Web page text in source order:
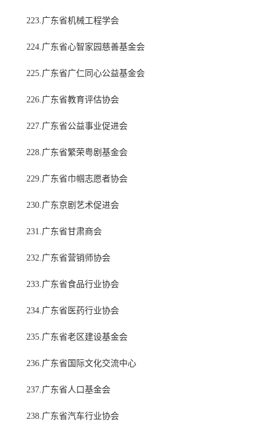
223.广东省机械工程学会
224.广东省心智家园慈善基金会
225.广东省广仁同心公益基金会
226.广东省教育评估协会
227.广东省公益事业促进会
228.广东省繁荣粤剧基金会
229.广东省巾帼志愿者协会
230.广东京剧艺术促进会
231.广东省甘肃商会
232.广东省营销师协会
233.广东省食品行业协会
234.广东省医药行业协会
235.广东省老区建设基金会
236.广东省国际文化交流中心
237.广东省人口基金会
238.广东省汽车行业协会